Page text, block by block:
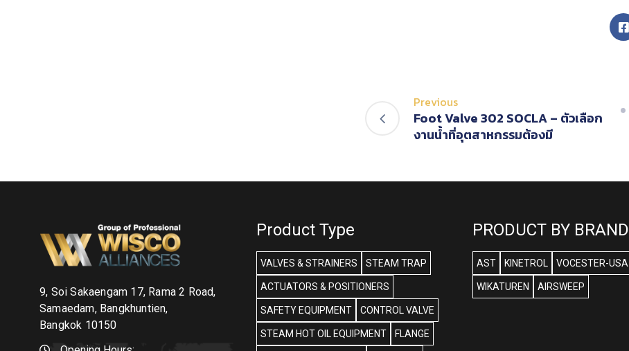
Previous
Foot Valve 302 SOCLA – ตัวเลือก
งานน้ำที่อุตสาหกรรมต้องมี
9, Soi Sakaengam 17, Rama 2 Road,
Samaedam, Bangkhuntien,
Bangkok 10150
Product Type
VALVES & STRAINERS STEAM TRAP
ACTUATORS & POSITIONERS
SAFETY EQUIPMENT CONTROL VALVE
STEAM HOT OIL EQUIPMENT FLANGE
PRODUCT BY BRAND
AST KINETROL VOCESTER-USA
WIKATUREN AIRSWEEP